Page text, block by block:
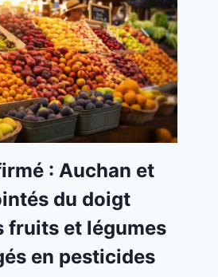
: Auchan et
du doigt
fruits et légumes
en pesticides